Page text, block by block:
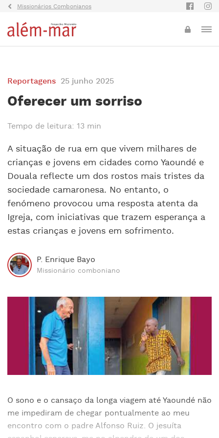
Missionários Combonianos
Reportagens 25 junho 2025
Oferecer um sorriso
Tempo de leitura: 13 min
A situação de rua em que vivem milhares de
crianças e jovens em cidades como Yaoundé e
Douala reflecte um dos rostos mais tristes da
sociedade camaronesa. No entanto, o
fenómeno provocou uma resposta atenta da
Igreja, com iniciativas que trazem esperança a
estas crianças e jovens em sofrimento.
P. Enrique Bayo
Missionário comboniano
O sono e o cansaço da longa viagem até Yaoundé não
me impediram de chegar pontualmente ao meu
encontro com o padre Alfonso Ruiz. O jesuíta